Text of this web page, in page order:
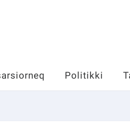
Politikki